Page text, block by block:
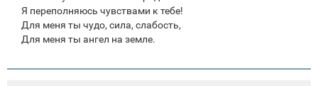
Я переполняюсь чувствами к тебе!
Для меня ты чудо, сила, слабость,
Для меня ты ангел на земле.